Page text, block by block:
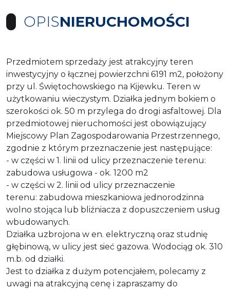
OPISNIERUCHOMOŚCI
Przedmiotem sprzedaży jest atrakcyjny teren
inwestycyjny o łącznej powierzchni 6191 m2, położony
przy ul. Świętochowskiego na Kijewku. Teren w
użytkowaniu wieczystym. Działka jednym bokiem o
szerokości ok. 50 m przylega do drogi asfaltowej. Dla
przedmiotowej nieruchomości jest obowiązujący
Miejscowy Plan Zagospodarowania Przestrzennego,
zgodnie z którym przeznaczenie jest następujące:
- w części w 1. linii od ulicy przeznaczenie terenu:
zabudowa usługowa - ok. 1200 m2
- w części w 2. linii od ulicy przeznaczenie
terenu: zabudowa mieszkaniowa jednorodzinna
wolno stojąca lub bliźniacza z dopuszczeniem usług
wbudowanych.
Działka uzbrojona w en. elektryczną oraz studnię
głębinową, w ulicy jest sieć gazowa. Wodociąg ok. 310
m.b. od działki.
Jest to działka z dużym potencjałem, polecamy z
uwagi na atrakcyjną cenę i zapraszamy do